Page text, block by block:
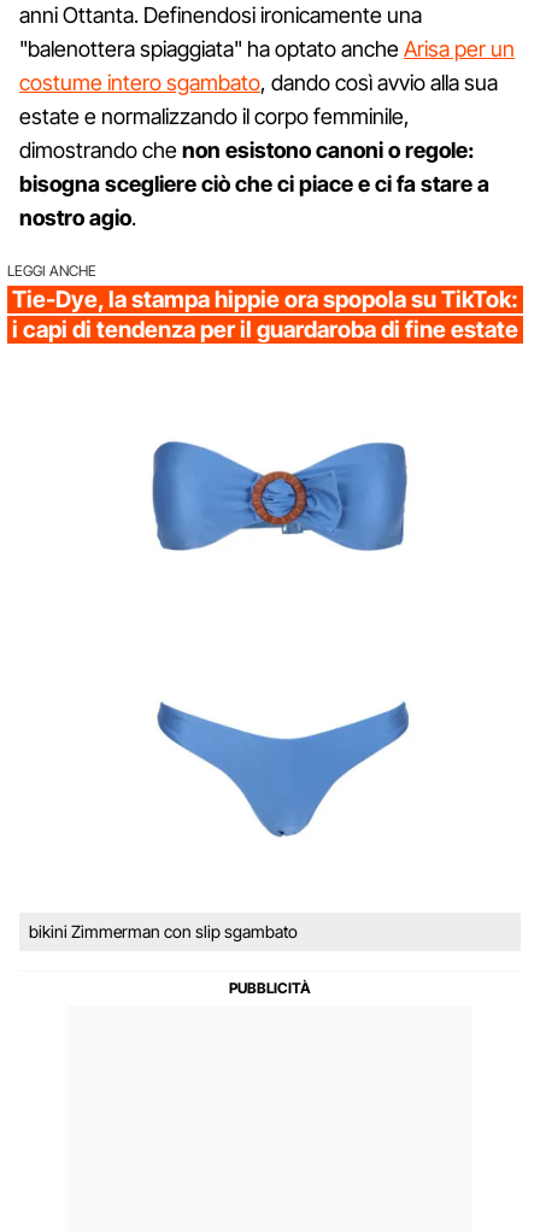
anni Ottanta. Definendosi ironicamente una
"balenottera spiaggiata" ha optato ancheArisa per un
costume intero sgambato, dando così avvio alla sua
estate e normalizzando il corpo femminile,
dimostrando chenon esistono canoni o regole:
bisogna scegliere ciò che ci piace e ci fa stare a
nostro agio.
LEGGI ANCHE
Tie-Dye, la stampa hippie ora spopola su TikTok:
i capi di tendenza per il guardaroba di fine estate
bikini Zimmerman con slip sgambato